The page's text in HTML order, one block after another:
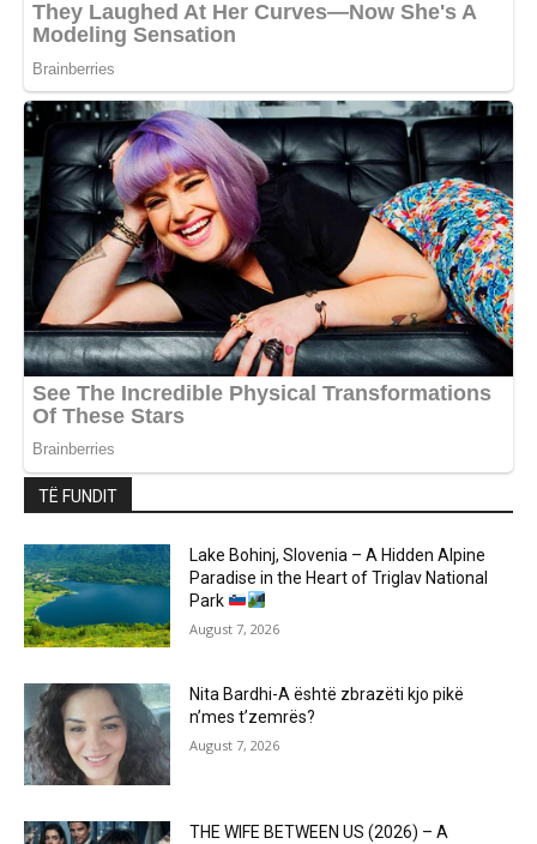
TË FUNDIT
Lake Bohinj, Slovenia – A Hidden Alpine
Paradise in the Heart of Triglav National
Park
August 7, 2026
Nita Bardhi-A është zbrazëti kjo pikë
n’mes t’zemrës?
August 7, 2026
THE WIFE BETWEEN US (2026) – A